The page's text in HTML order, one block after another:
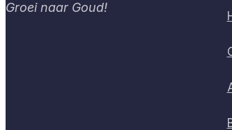
Groei naar Goud!